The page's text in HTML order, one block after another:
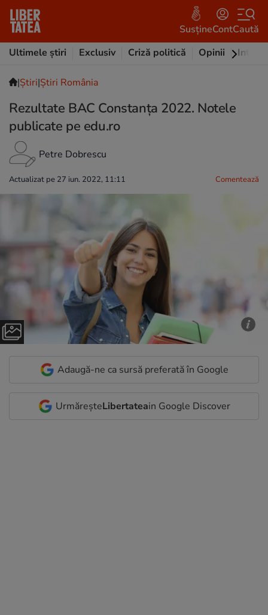
SusțineContCaută
Ultimele știri
Exclusiv Criză politică Opinii
|Ştiri|Știri România
Rezultate BAC Constanța 2022. Notele
publicate pe edu.ro
Petre Dobrescu
Actualizat pe 27 iun. 2022, 11:11 Comentează
Adaugă-ne ca sursă preferată în Google
UrmăreșteLibertateain Google Discover